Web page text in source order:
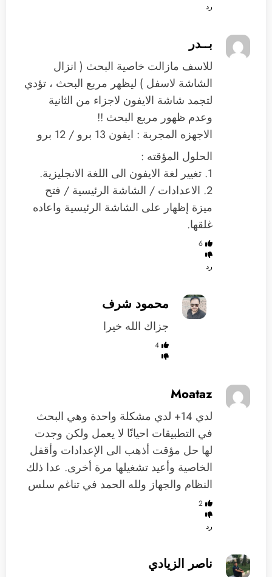
رد
بــدر
للاسف مازالت خاصية البحث ( انزال
الشاشة لاسفل ) ليظهر مربع البحث ، تؤدي
لتجمد شاشة الايفون لاجزاء من الثانية
وعدم ظهور مربع البحث !!
الاجهزه المجربة : ايفون 13 برو / 12 برو
الحلول المؤقته :
1. تغيير لغة الايفون الى اللغة الانجليزية.
2. الاعدادات / الشاشة الرئيسية / فتح
ميزة إظهار على الشاشة الرئيسية واعاده
غلقها.
6
رد
محمود شرف
جزاك الله خيرا
4
Moataz
لدي 14+ لدي مشكلة واحدة وهي البحث
في التطبيقات احيانًا لا يعمل ولكن وجدت
لها حل مؤقت أذهب الى الإعدادات وأقفل
الخاصية وأعيد تشغيلها مرة أخرى. عدا ذلك
النظام والجهاز ولله الحمد في تناغم سلس
2
رد
ناصر الزيادي